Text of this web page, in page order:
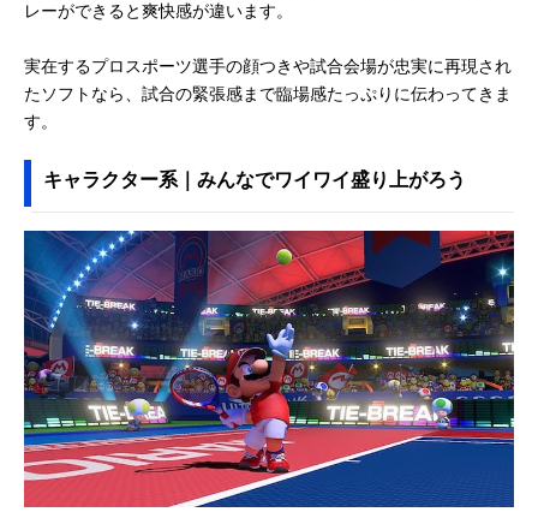
レーができると爽快感が違います。
実在するプロスポーツ選手の顔つきや試合会場が忠実に再現され
たソフトなら、試合の緊張感まで臨場感たっぷりに伝わってきま
す。
キャラクター系｜みんなでワイワイ盛り上がろう